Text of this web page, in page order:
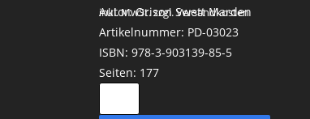
inkl. MwSt.zzgl. Versandkosten
Autor: Orison Swett Marden
Artikelnummer: PD-03023
ISBN: 978-3-903139-85-5
Seiten: 177